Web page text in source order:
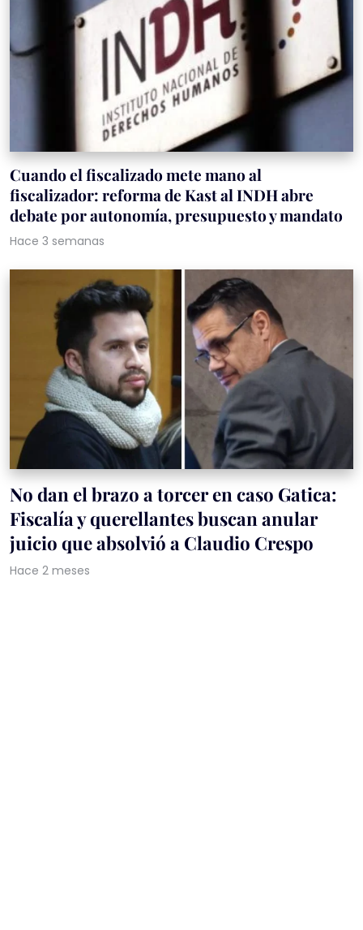
Cuando el fiscalizado mete mano al
fiscalizador: reforma de Kast al INDH abre
debate por autonomía, presupuesto y mandato
Hace 3 semanas
No dan el brazo a torcer en caso Gatica:
Fiscalía y querellantes buscan anular
juicio que absolvió a Claudio Crespo
Hace 2 meses